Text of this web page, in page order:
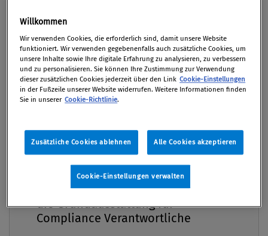
„Compliance-Kompass für Gemeinden“ von BWB
und BAK bietet praxisnahe Leitlinien für die
öffentliche Auftragsvergabe.
VonBrigitte Slepicka BA MA MA, Bernhard Schneider
BA MA
1/2025, S. 24
Die Einhaltung von rechtlichen und ethischen
Standards stellt eine der zentralen
Herausforderungen für kommunale Verwaltungen
Compliance Praxis Premium
Mitgliedschaft -
die Grundausstattung für
Compliance Verantwortliche
Willkommen
Wir verwenden Cookies, die erforderlich sind, damit unsere Website
funktioniert. Wir verwenden gegebenenfalls auch zusätzliche Cookies, um
unsere Inhalte sowie Ihre digitale Erfahrung zu analysieren, zu verbessern
und zu personalisieren. Sie können Ihre Zustimmung zur Verwendung
dieser zusätzlichen Cookies jederzeit über den Link Cookie-Einstellungen
in der Fußzeile unserer Website widerrufen. Weitere Informationen finden
Sie in unserer Cookie-Richtlinie.
Zusätzliche Cookies ablehnen Alle Cookies akzeptieren
Cookie-Einstellungen verwalten